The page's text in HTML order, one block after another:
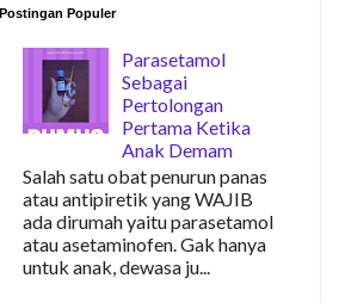
Postingan Populer
Parasetamol
Sebagai
Pertolongan
Pertama Ketika
Anak Demam
Salah satu obat penurun panas
atau antipiretik yang WAJIB
ada dirumah yaitu parasetamol
atau asetaminofen. Gak hanya
untuk anak, dewasa ju...